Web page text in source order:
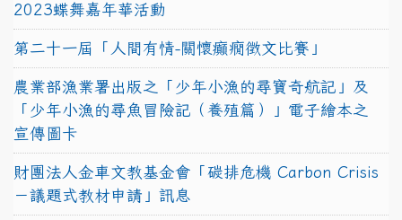
2023蝶舞嘉年華活動
第二十一屆「人間有情-關懷癲癇徵文比賽」
農業部漁業署出版之「少年小漁的尋寶奇航記」及
「少年小漁的尋魚冒險記（養殖篇）」電子繪本之
宣傳圖卡
財團法人金車文教基金會「碳排危機 Carbon Crisis
－議題式教材申請」訊息